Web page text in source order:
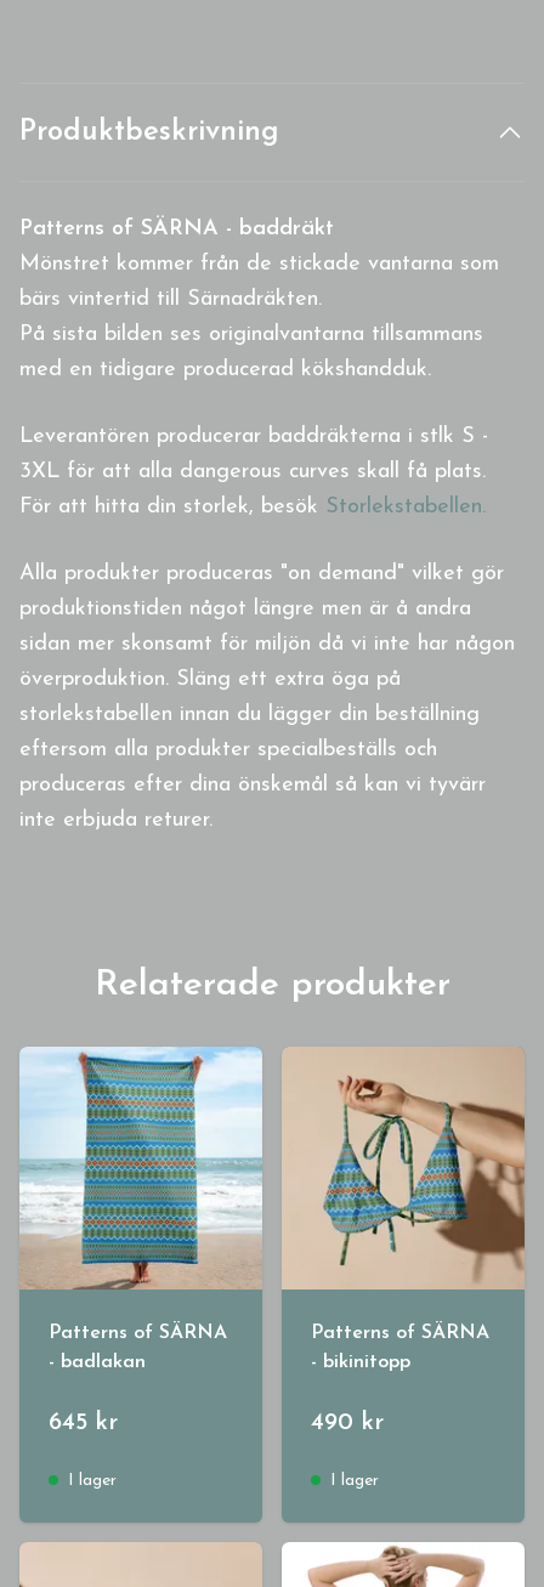
Produktbeskrivning
Patterns of SÄRNA - baddräkt
Mönstret kommer från de stickade vantarna som
bärs vintertid till Särnadräkten.
På sista bilden ses originalvantarna tillsammans
med en tidigare producerad kökshandduk.
Leverantören producerar baddräkterna i stlk S -
3XL för att alla dangerous curves skall få plats.
För att hitta din storlek, besök Storlekstabellen.
Alla produkter produceras "on demand" vilket gör
produktionstiden något längre men är å andra
sidan mer skonsamt för miljön då vi inte har någon
överproduktion. Släng ett extra öga på
storlekstabellen innan du lägger din beställning
eftersom alla produkter specialbeställs och
produceras efter dina önskemål så kan vi tyvärr
inte erbjuda returer.
Relaterade produkter
Patterns of SÄRNA
- badlakan
645 kr
I lager
Patterns of SÄRNA
- bikinitopp
490 kr
I lager